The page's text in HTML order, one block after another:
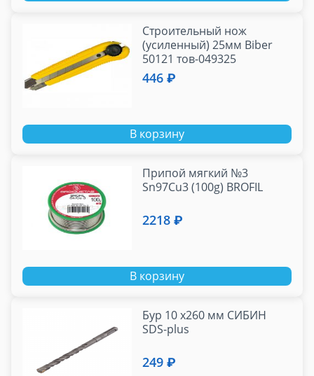
Строительный нож
(усиленный) 25мм Biber
50121 тов-049325
446 ₽
В корзину
Припой мягкий №3
Sn97Cu3 (100g) BROFIL
2218 ₽
В корзину
Бур 10 х260 мм СИБИН
SDS-plus
249 ₽